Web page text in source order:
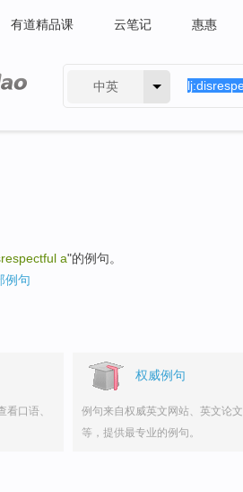
有道精品课 云笔记 惠惠
中英
a"的例句。
例句
口语、
权威例句
例句来自权威英文网站、英文论文
等，提供最专业的例句。